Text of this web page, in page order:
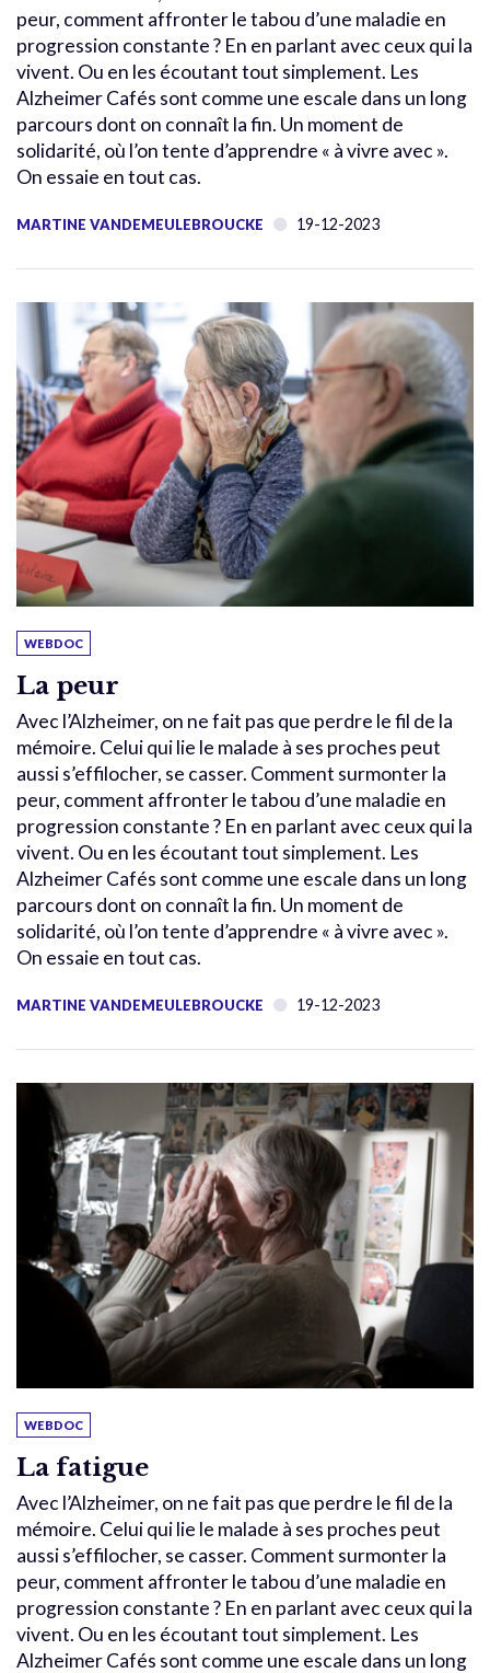
peur, comment affronter le tabou d’une maladie en
progression constante ? En en parlant avec ceux qui la
vivent. Ou en les écoutant tout simplement. Les
Alzheimer Cafés sont comme une escale dans un long
parcours dont on connaît la fin. Un moment de
solidarité, où l’on tente d’apprendre « à vivre avec ».
On essaie en tout cas.
MARTINE VANDEMEULEBROUCKE 19-12-2023
WEBDOC
La peur
Avec l’Alzheimer, on ne fait pas que perdre le fil de la
mémoire. Celui qui lie le malade à ses proches peut
aussi s’effilocher, se casser. Comment surmonter la
peur, comment affronter le tabou d’une maladie en
progression constante ? En en parlant avec ceux qui la
vivent. Ou en les écoutant tout simplement. Les
Alzheimer Cafés sont comme une escale dans un long
parcours dont on connaît la fin. Un moment de
solidarité, où l’on tente d’apprendre « à vivre avec ».
On essaie en tout cas.
MARTINE VANDEMEULEBROUCKE 19-12-2023
WEBDOC
La fatigue
Avec l’Alzheimer, on ne fait pas que perdre le fil de la
mémoire. Celui qui lie le malade à ses proches peut
aussi s’effilocher, se casser. Comment surmonter la
peur, comment affronter le tabou d’une maladie en
progression constante ? En en parlant avec ceux qui la
vivent. Ou en les écoutant tout simplement. Les
Alzheimer Cafés sont comme une escale dans un long